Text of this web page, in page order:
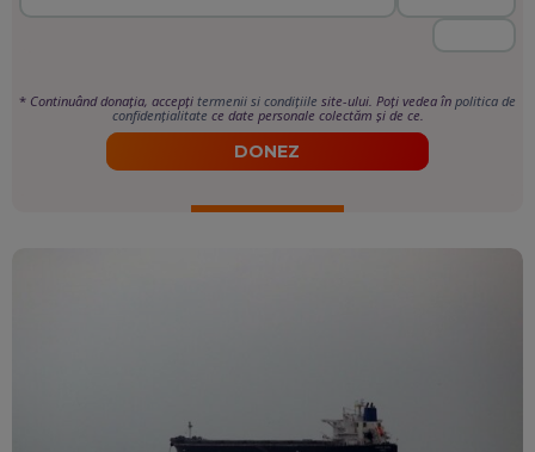
* Continuând donația, accepți termenii si condițiile site-ului. Poți vedea în politica de
confidențialitate ce date personale colectăm și de ce.
DONEZ